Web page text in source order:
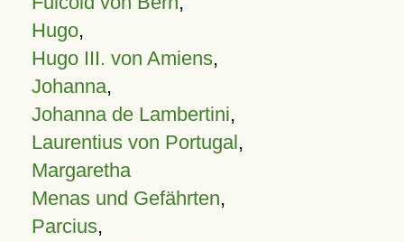
Hugo,
Hugo III. von Amiens,
Johanna,
Johanna de Lambertini,
Laurentius von Portugal,
Margaretha
Menas und Gefährten,
Parcius,